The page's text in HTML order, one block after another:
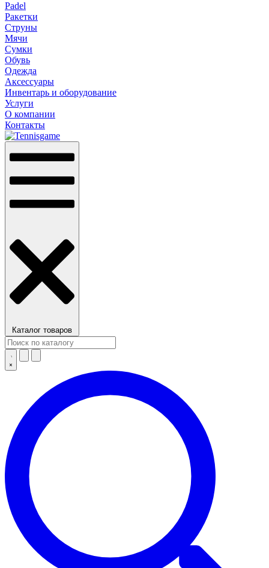
Padel
Ракетки
Струны
Мячи
Сумки
Обувь
Одежда
Аксессуары
Инвентарь и оборудование
Услуги
О компании
Контакты
Каталог товаров